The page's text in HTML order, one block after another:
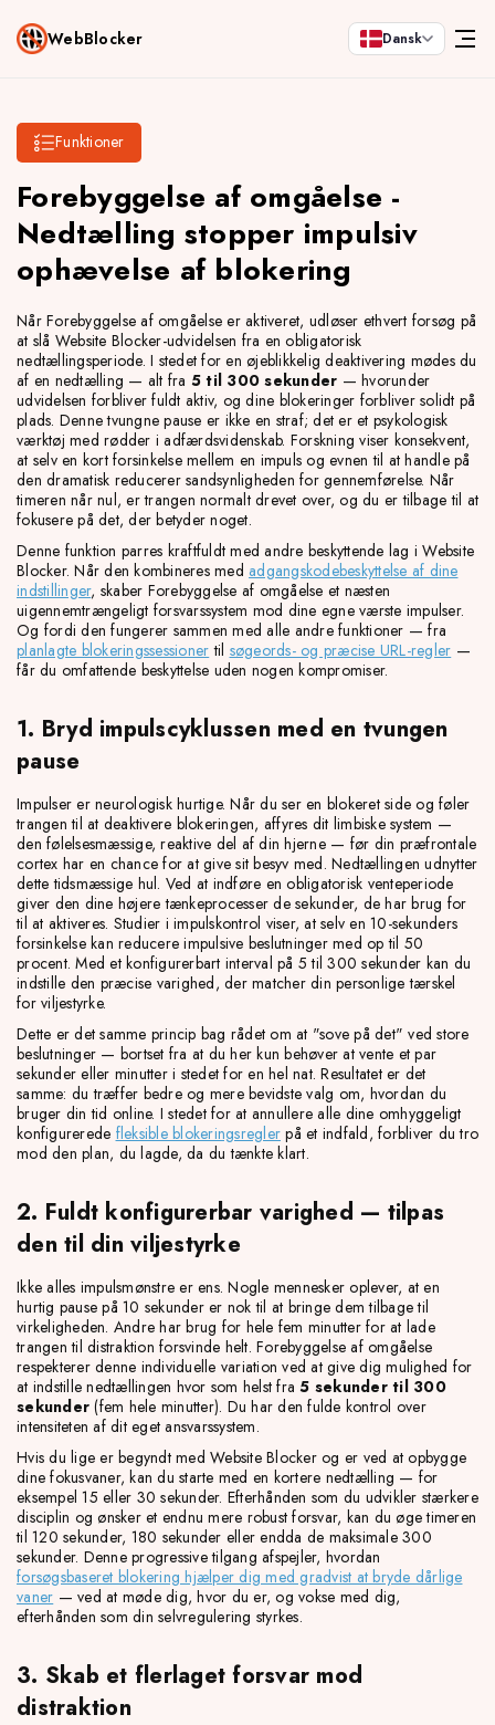
WebBlocker Dansk
Funktioner
Forebyggelse af omgåelse -
Nedtælling stopper impulsiv
ophævelse af blokering
Når Forebyggelse af omgåelse er aktiveret, udløser ethvert forsøg på
at slå Website Blocker-udvidelsen fra en obligatorisk
nedtællingsperiode. I stedet for en øjeblikkelig deaktivering mødes du
af en nedtælling — alt fra 5 til 300 sekunder — hvorunder
udvidelsen forbliver fuldt aktiv, og dine blokeringer forbliver solidt på
plads. Denne tvungne pause er ikke en straf; det er et psykologisk
værktøj med rødder i adfærdsvidenskab. Forskning viser konsekvent,
at selv en kort forsinkelse mellem en impuls og evnen til at handle på
den dramatisk reducerer sandsynligheden for gennemførelse. Når
timeren når nul, er trangen normalt drevet over, og du er tilbage til at
fokusere på det, der betyder noget.
Denne funktion parres kraftfuldt med andre beskyttende lag i Website
Blocker. Når den kombineres med adgangskodebeskyttelse af dine
indstillinger, skaber Forebyggelse af omgåelse et næsten
uigennemtrængeligt forsvarssystem mod dine egne værste impulser.
Og fordi den fungerer sammen med alle andre funktioner — fra
planlagte blokeringssessioner til søgeords- og præcise URL-regler —
får du omfattende beskyttelse uden nogen kompromiser.
1. Bryd impulscyklussen med en tvungen
pause
Impulser er neurologisk hurtige. Når du ser en blokeret side og føler
trangen til at deaktivere blokeringen, affyres dit limbiske system —
den følelsesmæssige, reaktive del af din hjerne — før din præfrontale
cortex har en chance for at give sit besyv med. Nedtællingen udnytter
dette tidsmæssige hul. Ved at indføre en obligatorisk venteperiode
giver den dine højere tænkeprocesser de sekunder, de har brug for
til at aktiveres. Studier i impulskontrol viser, at selv en 10-sekunders
forsinkelse kan reducere impulsive beslutninger med op til 50
procent. Med et konfigurerbart interval på 5 til 300 sekunder kan du
indstille den præcise varighed, der matcher din personlige tærskel
for viljestyrke.
Dette er det samme princip bag rådet om at "sove på det" ved store
beslutninger — bortset fra at du her kun behøver at vente et par
sekunder eller minutter i stedet for en hel nat. Resultatet er det
samme: du træffer bedre og mere bevidste valg om, hvordan du
bruger din tid online. I stedet for at annullere alle dine omhyggeligt
konfigurerede fleksible blokeringsregler på et indfald, forbliver du tro
mod den plan, du lagde, da du tænkte klart.
2. Fuldt konfigurerbar varighed — tilpas
den til din viljestyrke
Ikke alles impulsmønstre er ens. Nogle mennesker oplever, at en
hurtig pause på 10 sekunder er nok til at bringe dem tilbage til
virkeligheden. Andre har brug for hele fem minutter for at lade
trangen til distraktion forsvinde helt. Forebyggelse af omgåelse
respekterer denne individuelle variation ved at give dig mulighed for
at indstille nedtællingen hvor som helst fra5 sekunder til 300
sekunder (fem hele minutter). Du har den fulde kontrol over
intensiteten af dit eget ansvarssystem.
Hvis du lige er begyndt med Website Blocker og er ved at opbygge
dine fokusvaner, kan du starte med en kortere nedtælling — for
eksempel 15 eller 30 sekunder. Efterhånden som du udvikler stærkere
disciplin og ønsker et endnu mere robust forsvar, kan du øge timeren
til 120 sekunder, 180 sekunder eller endda de maksimale 300
sekunder. Denne progressive tilgang afspejler, hvordan
forsøgsbaseret blokering hjælper dig med gradvist at bryde dårlige
vaner — ved at møde dig, hvor du er, og vokse med dig,
efterhånden som din selvregulering styrkes.
3. Skab et flerlaget forsvar mod
distraktion